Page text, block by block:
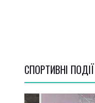
СПОРТИВНI ПОДІЇ